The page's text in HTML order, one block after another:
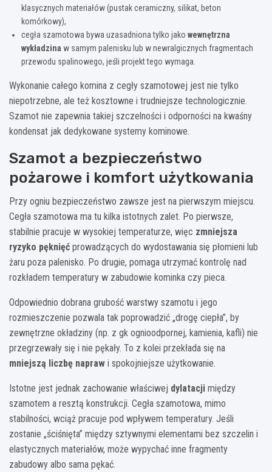
klasycznych materiałów (pustak ceramiczny, silikat, beton
komórkowy),
cegła szamotowa bywa uzasadniona tylko jako wewnętrzna
wykładzina w samym palenisku lub w newralgicznych fragmentach
przewodu spalinowego, jeśli projekt tego wymaga.
Wykonanie całego komina z cegły szamotowej jest nie tylko
niepotrzebne, ale też kosztowne i trudniejsze technologicznie.
Szamot nie zapewnia takiej szczelności i odporności na kwaśny
kondensat jak dedykowane systemy kominowe.
Szamot a bezpieczeństwo
pożarowe i komfort użytkowania
Przy ogniu bezpieczeństwo zawsze jest na pierwszym miejscu.
Cegła szamotowa ma tu kilka istotnych zalet. Po pierwsze,
stabilnie pracuje w wysokiej temperaturze, więc zmniejsza
ryzyko pęknięć prowadzących do wydostawania się płomieni lub
żaru poza palenisko. Po drugie, pomaga utrzymać kontrolę nad
rozkładem temperatury w zabudowie kominka czy pieca.
Odpowiednio dobrana grubość warstwy szamotu i jego
rozmieszczenie pozwala tak poprowadzić „drogę ciepła”, by
zewnętrzne okładziny (np. z gk ognioodpornej, kamienia, kafli) nie
przegrzewały się i nie pękały. To z kolei przekłada się na
mniejszą liczbę napraw i spokojniejsze użytkowanie.
Istotne jest jednak zachowanie właściwej dylatacji między
szamotem a resztą konstrukcji. Cegła szamotowa, mimo
stabilności, wciąż pracuje pod wpływem temperatury. Jeśli
zostanie „ściśnięta” między sztywnymi elementami bez szczelin i
elastycznych materiałów, może wypychać inne fragmenty
zabudowy albo sama pękać.